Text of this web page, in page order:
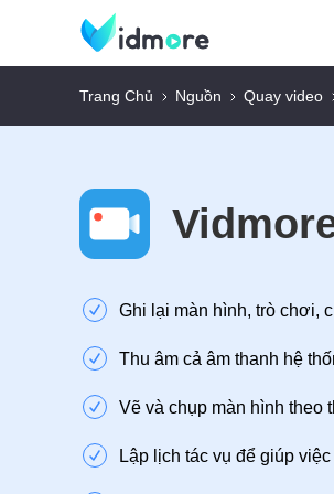
Trang Chủ Nguồn Quay video
Ghi lại màn hình, trò chơi,
Thu âm cả âm thanh hệ
Vẽ và chụp màn hình theo
Lập lịch tác vụ để giúp